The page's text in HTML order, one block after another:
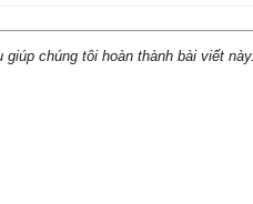
chúng tôi hoàn thành bài viết này.